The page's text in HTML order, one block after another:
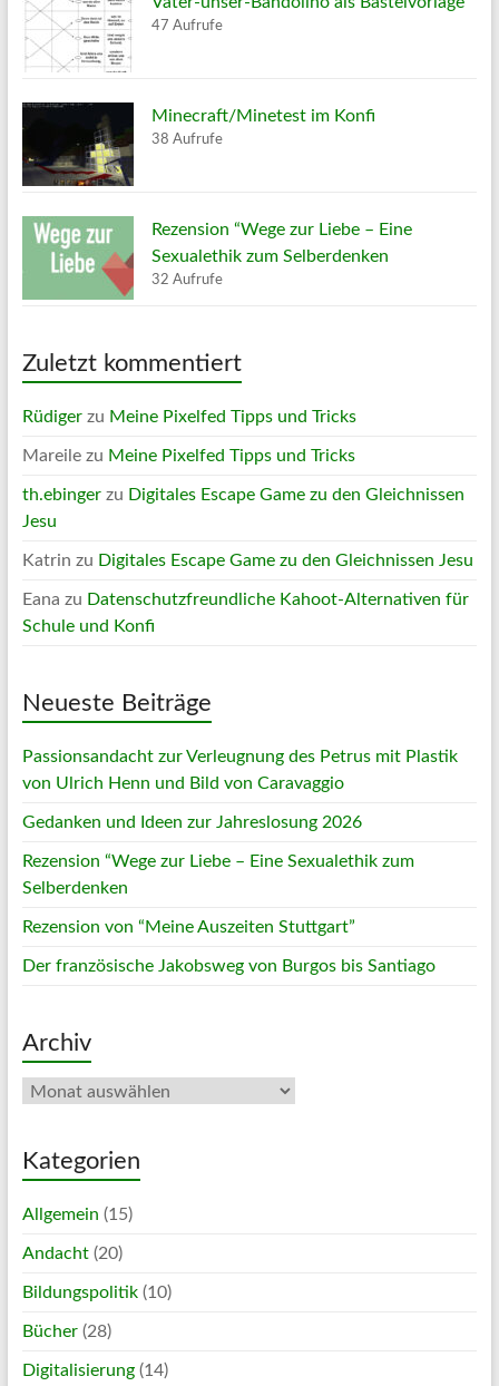
47 Aufrufe
Minecraft/Minetest im Konfi
38 Aufrufe
Rezension “Wege zur Liebe – Eine
Sexualethik zum Selberdenken
32 Aufrufe
Zuletzt kommentiert
Rüdigerzu Meine Pixelfed Tipps und Tricks
Mareilezu Meine Pixelfed Tipps und Tricks
th.ebingerzu Digitales Escape Game zu den Gleichnissen
Jesu
Katrin zu Digitales Escape Game zu den Gleichnissen Jesu
Eana zu Datenschutzfreundliche Kahoot-Alternativen für
Schule und Konfi
Neueste Beiträge
Passionsandacht zur Verleugnung des Petrus mit Plastik
von Ulrich Henn und Bild von Caravaggio
Gedanken und Ideen zur Jahreslosung 2026
Rezension “Wege zur Liebe – Eine Sexualethik zum
Selberdenken
Rezension von “Meine Auszeiten Stuttgart”
Der französische Jakobsweg von Burgos bis Santiago
Archiv
Archiv
Kategorien
Allgemein (15)
Andacht(20)
Bildungspolitik(10)
Bücher(28)
Digitalisierung(14)